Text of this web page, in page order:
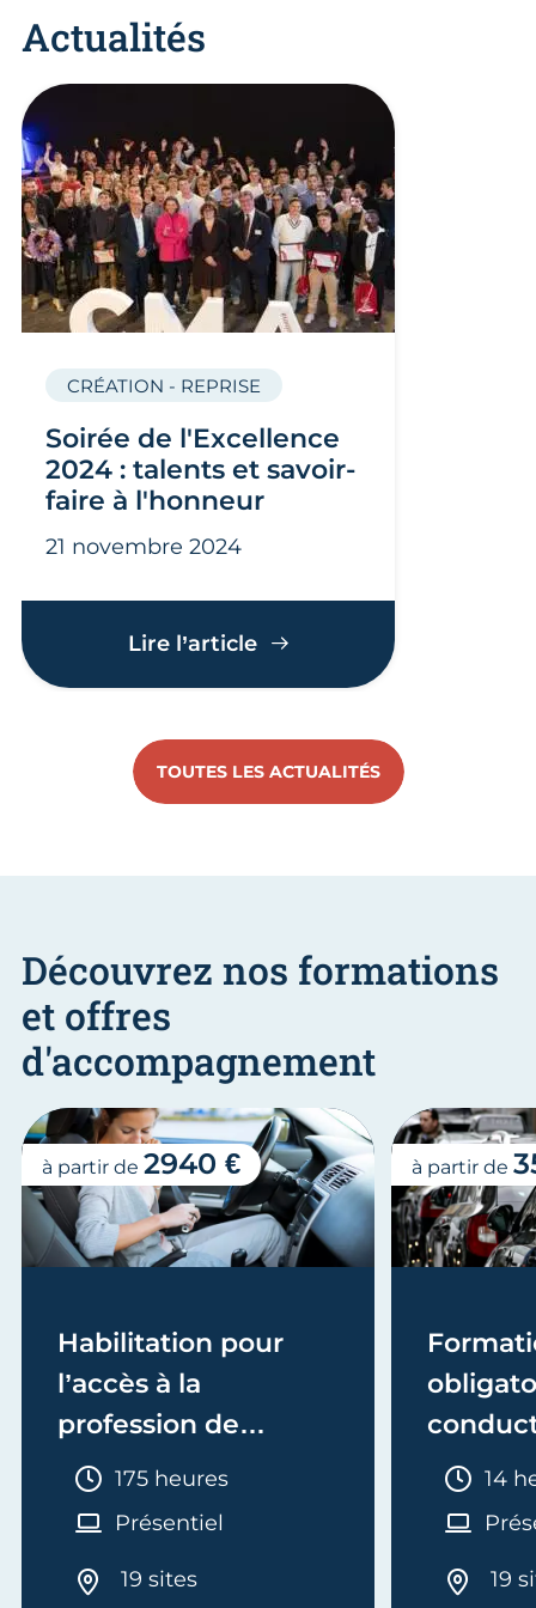
Actualités
Soirée de l'Excellence
2024 : talents et savoir-
faire à l'honneur
CRÉATION - REPRISE
21 novembre 2024
Lire l’articleSoirée de l'Excellence
TOUTES LES ACTUALITÉS
Découvrez nos formations
et offres
d'accompagnement
Habilitation pour
l’accès à la
profession de
conducteur de taxi
Durée :
175 heures
Présentiel
19 sites
à partir de 2940 €
14
19
à partir de